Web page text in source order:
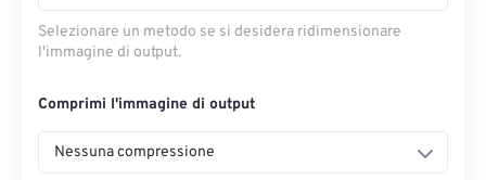
Selezionare un metodo se si desidera ridimensionare
l'immagine di output.
Comprimi l'immagine di output
Nessuna compressione